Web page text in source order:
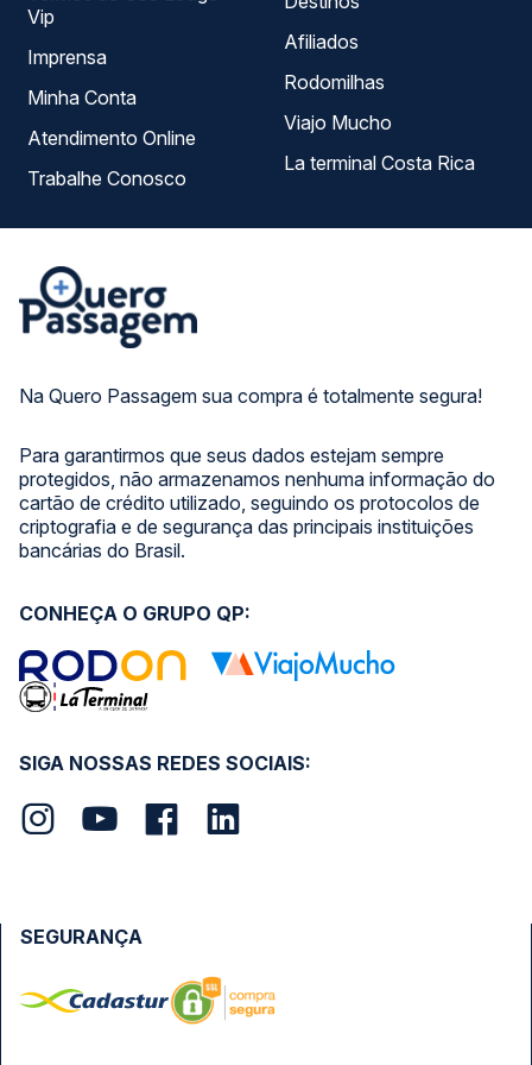
Na Quero Passagem sua compra é totalmente segura!
Para garantirmos que seus dados estejam sempre
protegidos, não armazenamos nenhuma informação do
cartão de crédito utilizado, seguindo os protocolos de
criptografia e de segurança das principais instituições
bancárias do Brasil.
Vip
Imprensa
Minha Conta
Atendimento Online
Trabalhe Conosco
Afiliados
Rodomilhas
Viajo Mucho
La terminal Costa Rica
SIGA NOSSAS REDES SOCIAIS:
CONHEÇA O GRUPO QP:
SEGURANÇA